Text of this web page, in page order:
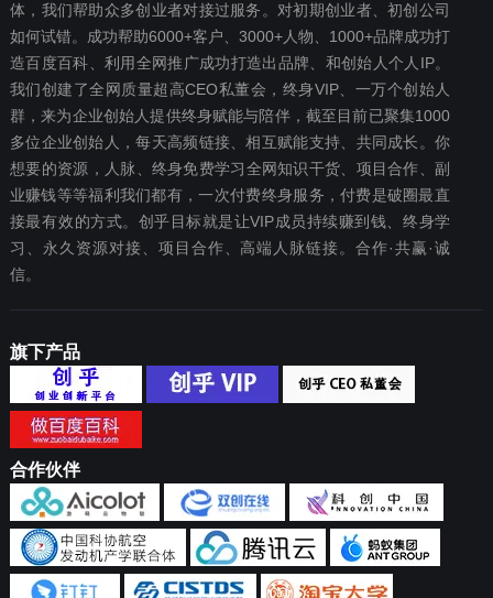
体，我们帮助众多创业者对接过服务。对初期创业者、初创公司
如何试错。成功帮助6000+客户、3000+人物、1000+品牌成功打
造百度百科、利用全网推广成功打造出品牌、和创始人个人IP。
我们创建了全网质量超高CEO私董会，终身VIP、一万个创始人
群，来为企业创始人提供终身赋能与陪伴，截至目前已聚集1000
多位企业创始人，每天高频链接、相互赋能支持、共同成长。你
想要‬的资源，人脉、终身免费学习全网知识干货、项目合作、副
业赚钱等等福利我们都‬有，一次付费终‬身服务，付费是破圈最‬直
接最有效‬的方式。创乎目标就是让VIP成员持续赚到钱、终身学
习、永久资源对接、项目合作、高端人脉链接。合作·共赢·诚
信。
旗下产品
合作伙伴